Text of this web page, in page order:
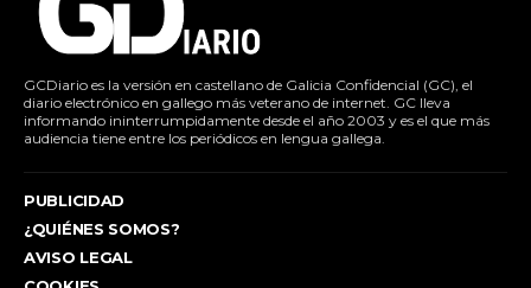
GCDiario es la versión en castellano de Galicia Confidencial (GC), el
diario electrónico en gallego más veterano de internet. GC lleva
informando ininterrumpidamente desde el año 2003 y es el que más
audiencia tiene entre los periódicos en lengua gallega.
PUBLICIDAD
¿QUIÉNES SOMOS?
AVISO LEGAL